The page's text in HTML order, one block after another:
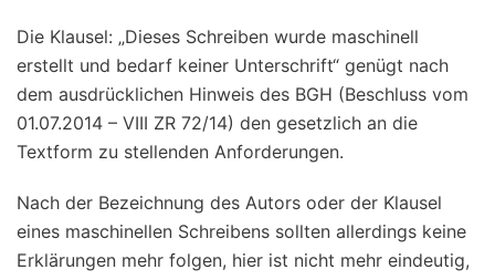
Die Klausel: „Dieses Schreiben wurde maschinell
erstellt und bedarf keiner Unterschrift“ genügt nach
dem ausdrücklichen Hinweis des BGH (Beschluss vom
01.07.2014 – VIII ZR 72/14) den gesetzlich an die
Textform zu stellenden Anforderungen.
Nach der Bezeichnung des Autors oder der Klausel
eines maschinellen Schreibens sollten allerdings keine
Erklärungen mehr folgen, hier ist nicht mehr eindeutig,